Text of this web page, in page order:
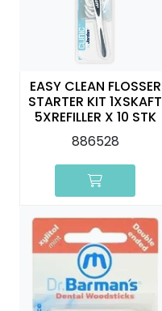
EASY CLEAN FLOSSER
STARTER KIT 1XSKAFT
5XREFILLER X 10 STK
886528